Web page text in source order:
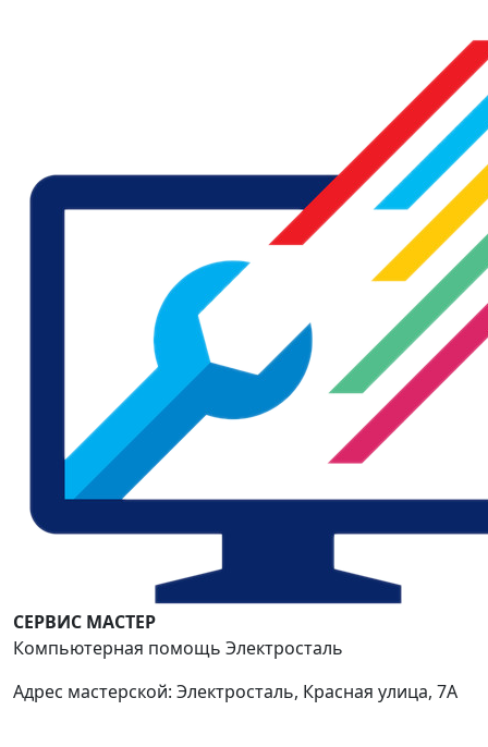
СЕРВИС МАСТЕР
Компьютерная помощь Электросталь
Адрес мастерской: Электросталь, Красная улица, 7А